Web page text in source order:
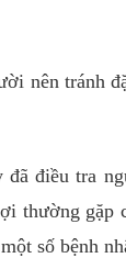
nên tránh
điều tra
thường gặp
số bệnh